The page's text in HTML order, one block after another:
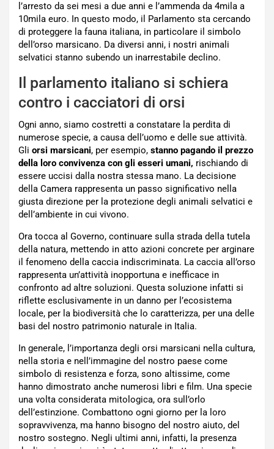
l’arresto da sei mesi a due anni e l’ammenda da 4mila a
10mila euro. In questo modo, il Parlamento sta cercando
di proteggere la fauna italiana, in particolare il simbolo
dell’orso marsicano. Da diversi anni, i nostri animali
selvatici stanno subendo un inarrestabile declino.
Il parlamento italiano si schiera
contro i cacciatori di orsi
Ogni anno, siamo costretti a constatare la perdita di
numerose specie, a causa dell’uomo e delle sue attività.
Gli orsi marsicani, per esempio, stanno pagando il prezzo
della loro convivenza con gli esseri umani, rischiando di
essere uccisi dalla nostra stessa mano. La decisione
della Camera rappresenta un passo significativo nella
giusta direzione per la protezione degli animali selvatici e
dell’ambiente in cui vivono.
Ora tocca al Governo, continuare sulla strada della tutela
della natura, mettendo in atto azioni concrete per arginare
il fenomeno della caccia indiscriminata. La caccia all’orso
rappresenta un’attività inopportuna e inefficace in
confronto ad altre soluzioni. Questa soluzione infatti si
riflette esclusivamente in un danno per l’ecosistema
locale, per la biodiversità che lo caratterizza, per una delle
basi del nostro patrimonio naturale in Italia.
In generale, l’importanza degli orsi marsicani nella cultura,
nella storia e nell’immagine del nostro paese come
simbolo di resistenza e forza, sono altissime, come
hanno dimostrato anche numerosi libri e film. Una specie
una volta considerata mitologica, ora sull’orlo
dell’estinzione. Combattono ogni giorno per la loro
sopravvivenza, ma hanno bisogno del nostro aiuto, del
nostro sostegno. Negli ultimi anni, infatti, la presenza